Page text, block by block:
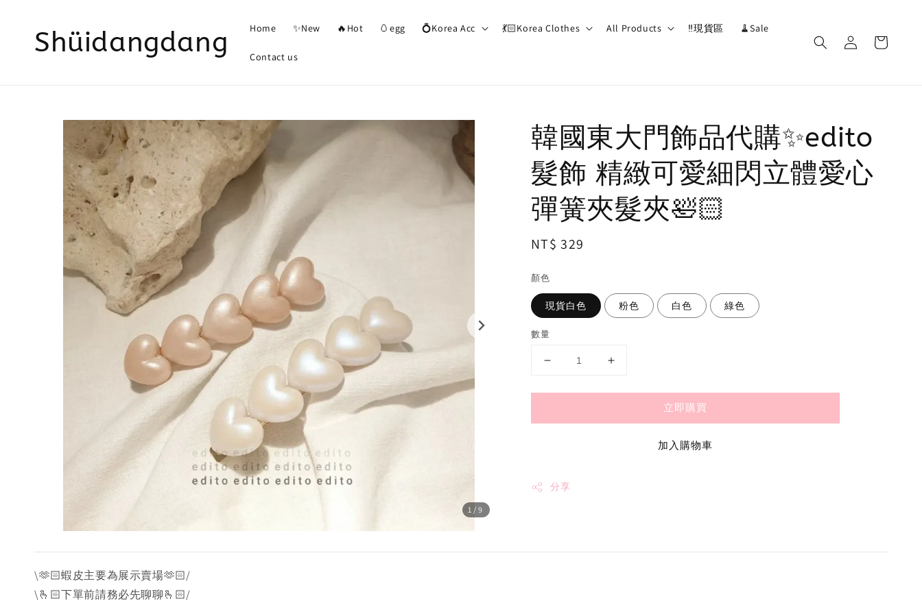
Shüidangdang Home ✨New 🔥Hot 🥚egg 💍Korea Acc 💃🏻Korea Clothes All Products ‼️現貨區 🧹Sale
Contact us
1 /9
韓國東大門飾品代購✨edito
髮飾 精緻可愛細閃立體愛心
彈簧夾髮夾🛀🏻
Regular
NT$ 329
顏色
現貨白色 粉色 白色 綠色
數量
立即購買
加入購物車
分享
\🫶🏻蝦皮主要為展示賣場🫶🏻/
\🫰🏻下單前請務必先聊聊🫰🏻/